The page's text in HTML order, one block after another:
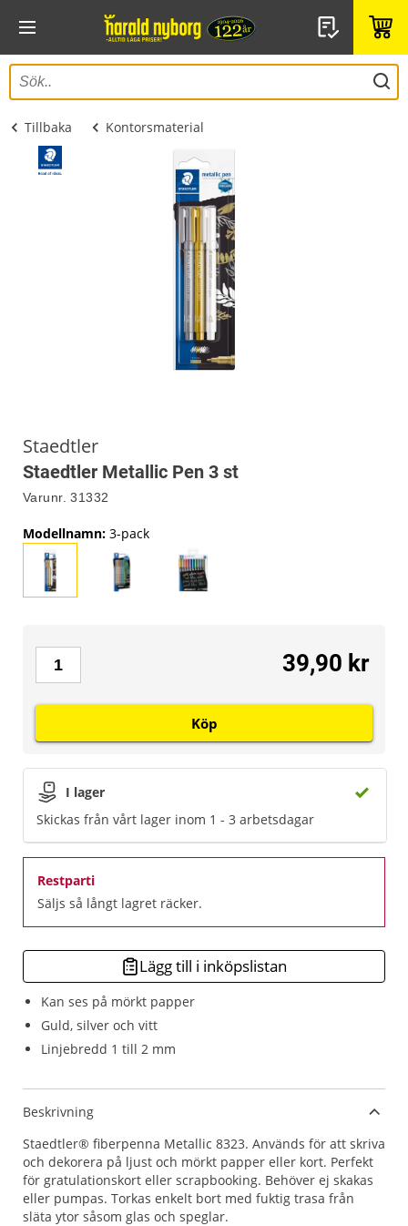
Tillbaka Kontorsmaterial
Staedtler
Staedtler Metallic Pen 3 st
Varunr. 31332
Kan ses på mörkt papper
Guld, silver och vitt
Linjebredd 1 till 2 mm
Modellnamn: 3-pack
I lager
Skickas från vårt lager inom 1 - 3 arbetsdagar
Restparti
Säljs så långt lagret räcker.
39,90 kr
Köp
Lägg till i inköpslistan
Beskrivning
Staedtler® fiberpenna Metallic 8323. Används för att skriva
och dekorera på ljust och mörkt papper eller kort. Perfekt
för gratulationskort eller scrapbooking. Behöver ej skakas
eller pumpas. Torkas enkelt bort med fuktig trasa från
släta ytor såsom glas och speglar.